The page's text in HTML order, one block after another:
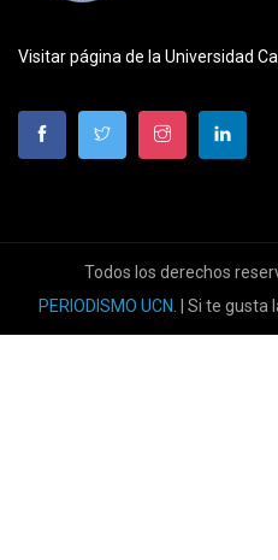
Visitar página de la Universidad
Todos los derechos
PERIODISMO UCN
. | Si te